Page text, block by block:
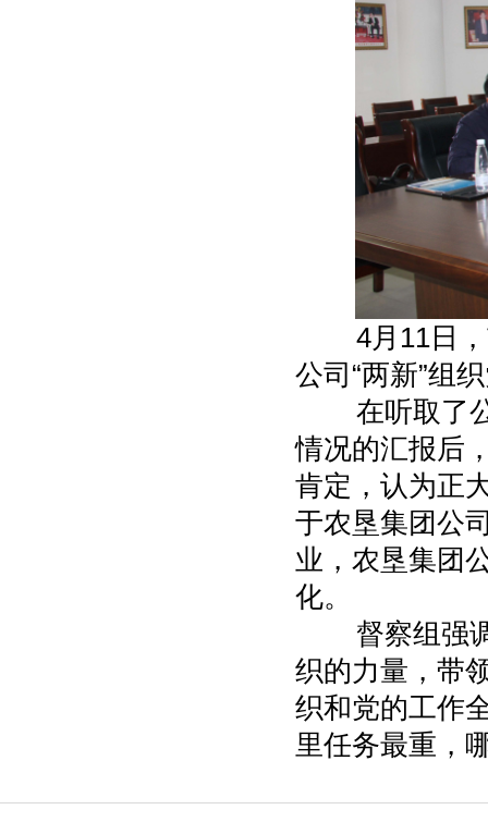
4月11日，
公司“两新”组
在听取了公
情况的汇报后
肯定，认为正
于农垦集团公
业，农垦集团
化。
督察组强调
织的力量，带
织和党的工作
里任务最重，